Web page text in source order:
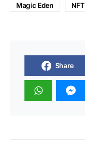
Magic Eden NFT
Share